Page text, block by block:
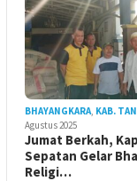
BHAYANGKARA, KAB.
Agustus 2025
Jumat Berkah,
Sepatan Gelar
Religi…